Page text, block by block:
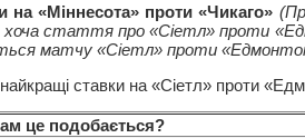
на «Міннесота» проти «Чикаго»
стаття про «Сіетл» проти
матчу «Сіетл» проти
ставки на «Сіетл» проти
це подобається?